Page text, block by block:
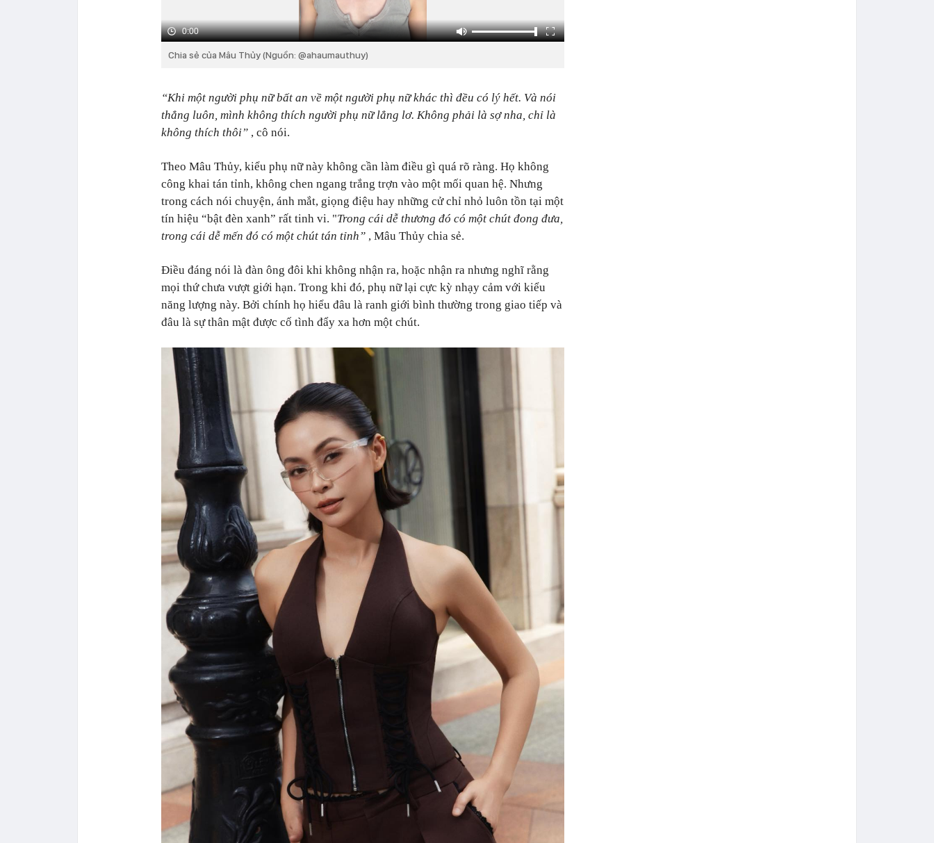
0:00
Chia sẻ của Mâu Thủy (Nguồn: @ahaumauthuy)
“Khi một người phụ nữ bất an về một người phụ nữ khác thì đều có lý hết. Và nói
thẳng luôn, mình không thích người phụ nữ lẳng lơ. Không phải là sợ nha, chỉ là
không thích thôi” , cô nói.
Theo Mâu Thủy, kiểu phụ nữ này không cần làm điều gì quá rõ ràng. Họ không
công khai tán tỉnh, không chen ngang trắng trợn vào một mối quan hệ. Nhưng
trong cách nói chuyện, ánh mắt, giọng điệu hay những cử chỉ nhỏ luôn tồn tại một
tín hiệu “bật đèn xanh” rất tinh vi. "Trong cái dễ thương đó có một chút đong đưa,
trong cái dễ mến đó có một chút tán tỉnh” , Mâu Thủy chia sẻ.
Điều đáng nói là đàn ông đôi khi không nhận ra, hoặc nhận ra nhưng nghĩ rằng
mọi thứ chưa vượt giới hạn. Trong khi đó, phụ nữ lại cực kỳ nhạy cảm với kiểu
năng lượng này. Bởi chính họ hiểu đâu là ranh giới bình thường trong giao tiếp và
đâu là sự thân mật được cố tình đẩy xa hơn một chút.